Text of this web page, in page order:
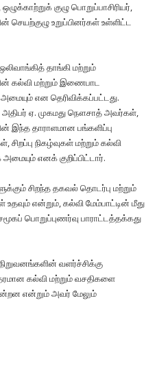
குழு பொறுப்பாசிரியர்,
உறுப்பினர்கள் உள்ளிட்ட
தாங்கி மற்றும்
கல்வி மற்றும் இணைபாட
அமையும் என தெரிவிக்கப்பட்டது.
அதிபர் ஏ. முகமது நௌசாத் அவர்கள்,
தாராளமான பங்களிப்பு
நிகழ்வுகள் மற்றும் கல்வி
எனக் குறிப்பிட்டார்.
சிறந்த தகவல் தொடர்பு மற்றும்
என்றும், கல்வி மேம்பாட்டின் மீது
பொறுப்புணர்வு பாராட்டத்தக்கது
வளர்ச்சிக்கு
கல்வி மற்றும் வசதிகளை
என்றும் அவர் மேலும்